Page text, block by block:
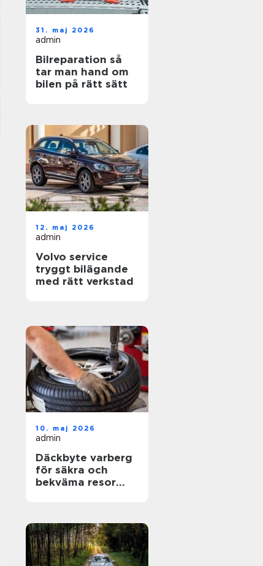
31. maj 2026
admin
Bilreparation så
tar man hand om
bilen på rätt sätt
12. maj 2026
admin
Volvo service
tryggt bilägande
med rätt verkstad
10. maj 2026
admin
Däckbyte varberg
för säkra och
bekväma resor